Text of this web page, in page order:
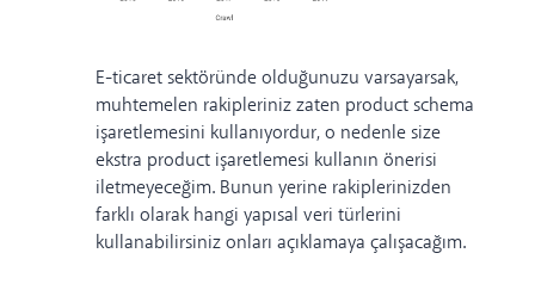
E-ticaret sektöründe olduğunuzu varsayarsak,
muhtemelen rakipleriniz zaten product schema
işaretlemesini kullanıyordur, o nedenle size
ekstra product işaretlemesi kullanın önerisi
iletmeyeceğim. Bunun yerine rakiplerinizden
farklı olarak hangi yapısal veri türlerini
kullanabilirsiniz onları açıklamaya çalışacağım.